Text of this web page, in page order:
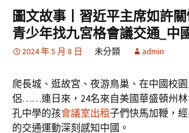
圖文故事丨習近平主席如許
青少年找九宮格會議交通_中
2024 年 5 月 8 日 未分類 admin
爬長城、逛故宮、夜游鳥巢、在中國校
侶……連日來，24名來自美國華盛頓州林
孔中學的孩會議室出租子們快馬加鞭，
的交通運動深刻感知中國。